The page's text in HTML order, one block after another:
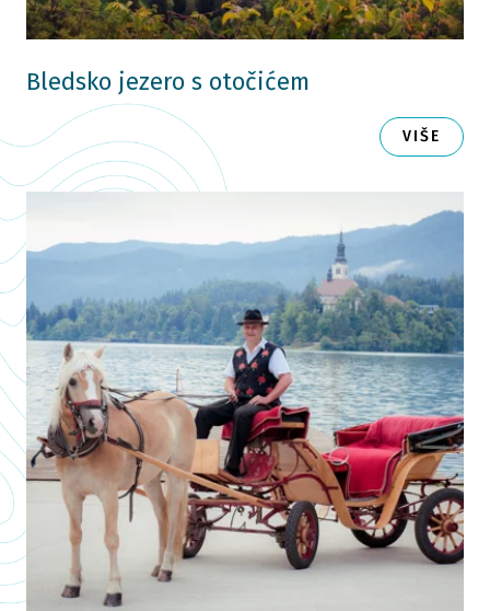
Bledsko jezero s otočićem
VIŠE